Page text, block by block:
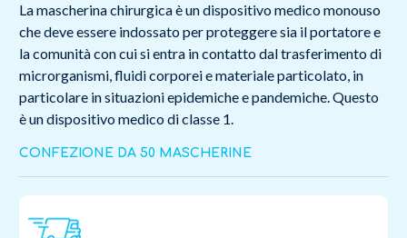
La mascherina chirurgica è un dispositivo medico monouso
che deve essere indossato per proteggere sia il portatore e
la comunità con cui si entra in contatto dal trasferimento di
microrganismi, fluidi corporei e materiale particolato, in
particolare in situazioni epidemiche e pandemiche. Questo
è un dispositivo medico di classe 1.
CONFEZIONE DA 50 MASCHERINE